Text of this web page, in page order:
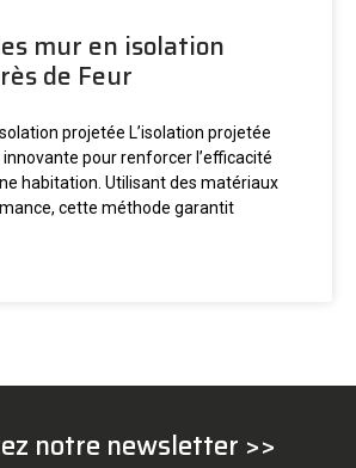
mur en isolation
de Feur
projetée L’isolation projetée
pour renforcer l’efficacité
habitation. Utilisant des matériaux
cette méthode garantit
notre newsletter >>